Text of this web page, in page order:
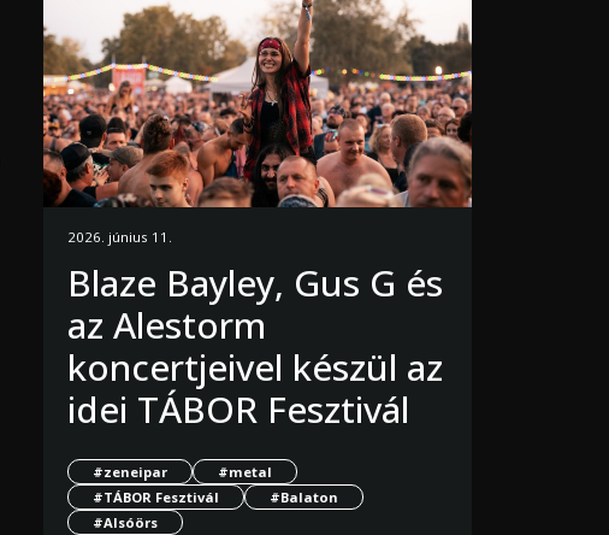
2026. június 11.
Blaze Bayley, Gus G és
az Alestorm
koncertjeivel készül az
idei TÁBOR Fesztivál
#zeneipar
#metal
#TÁBOR Fesztivál
#Balaton
#Alsóörs